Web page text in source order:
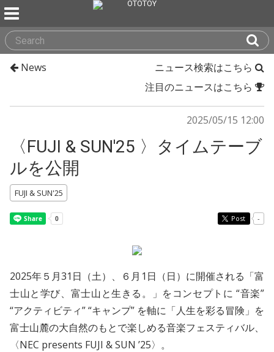
News
ニュース検索はこちら
注目のニュースはこちら
2025/05/15 12:00
〈FUJI & SUN'25 〉タイムテーブ
ルを公開
FUJI & SUN'25
Post -
2025年５月31日（土）、６月1日（日）に開催される「富
士山と学び、富士山と生きる。」をコンセプトに “音楽”
“アクティビティ” “キャンプ” を軸に「人生を彩る冒険」を
富士山麓の大自然のもとで楽しめる音楽フェスティバル、
〈NEC presents FUJI & SUN ’25〉。